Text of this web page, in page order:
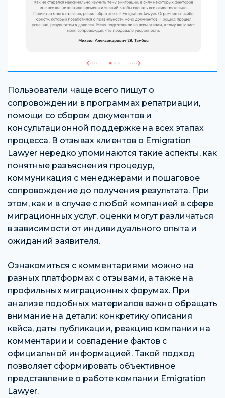
Пользователи чаще всего пишут о
сопровождении в программах репатриации,
помощи со сбором документов и
консультационной поддержке на всех этапах
процесса. В отзывах клиентов о Emigration
Lawyer нередко упоминаются такие аспекты, как
понятные разъяснения процедур,
коммуникация с менеджерами и пошаговое
сопровождение до получения результата. При
этом, как и в случае с любой компанией в сфере
миграционных услуг, оценки могут различаться
в зависимости от индивидуального опыта и
ожиданий заявителя.
Ознакомиться с комментариями можно на
разных платформах с отзывами, а также на
профильных миграционных форумах. При
анализе подобных материалов важно обращать
внимание на детали: конкретику описания
кейса, даты публикации, реакцию компании на
комментарии и совпадение фактов с
официальной информацией. Такой подход
позволяет сформировать объективное
представление о работе компании Emigration
Lawyer.